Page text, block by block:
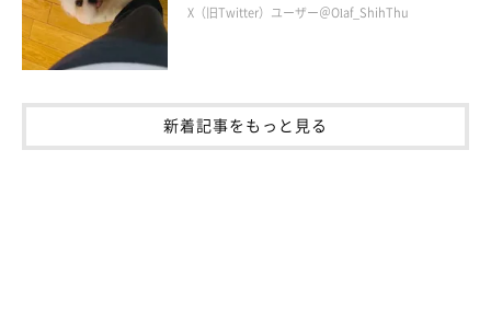
X（旧Twitter）ユーザー＠Olaf_ShihThu
新着記事をもっと見る